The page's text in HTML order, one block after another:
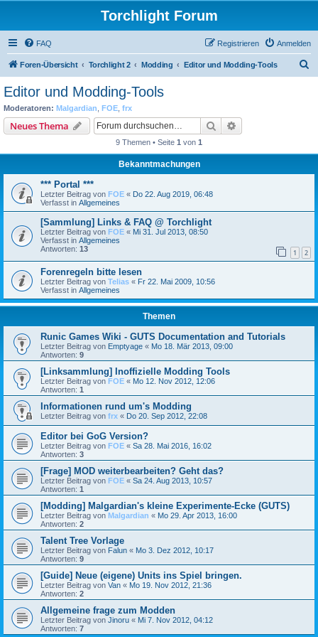
Torchlight Forum
FAQ Anmelden
Registrieren
Foren-Übersicht Torchlight 2 Modding Editor und Modding-Tools
Editor und Modding-Tools
Moderatoren: Malgardian FOE frx
Neues Thema Suche
9 Themen • Seite 1 von 1
Bekanntmachungen
*** Portal ***
Letzter Beitrag von FOE « Do 22. Aug 2019, 06:48
Verfasst in Allgemeines
[Sammlung] Links & FAQ @ Torchlight
Letzter Beitrag von FOE « Mi 31. Jul 2013, 08:50
Verfasst in Allgemeines
Antworten: 13 1 2
Forenregeln bitte lesen
Letzter Beitrag von Telias « Fr 22. Mai 2009, 10:56
Verfasst in Allgemeines
Themen
Runic Games Wiki - GUTS Documentation and Tutorials
Letzter Beitrag von Emptyage « Mo 18. Mär 2013, 09:00
Antworten: 9
[Linksammlung] Inoffizielle Modding Tools
Letzter Beitrag von FOE « Mo 12. Nov 2012, 12:06
Antworten: 1
Informationen rund um's Modding
Letzter Beitrag von frx « Do 20. Sep 2012, 22:08
Editor bei GoG Version?
Letzter Beitrag von FOE « Sa 28. Mai 2016, 16:02
Antworten: 3
[Frage] MOD weiterbearbeiten? Geht das?
Letzter Beitrag von FOE « Sa 24. Aug 2013, 10:57
Antworten: 1
[Modding] Malgardian's kleine Experimente-Ecke (GUTS)
Letzter Beitrag von Malgardian « Mo 29. Apr 2013, 16:00
Antworten: 2
Talent Tree Vorlage
Letzter Beitrag von Falun « Mo 3. Dez 2012, 10:17
Antworten: 9
[Guide] Neue (eigene) Units ins Spiel bringen.
Letzter Beitrag von Van « Mo 19. Nov 2012, 21:36
Antworten: 2
Allgemeine frage zum Modden
Letzter Beitrag von Jinoru « Mi 7. Nov 2012, 04:12
Antworten: 7